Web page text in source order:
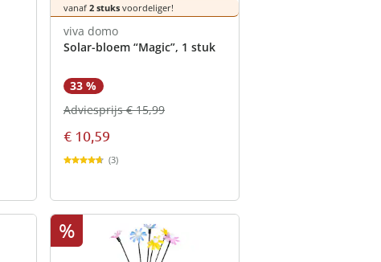
vanaf 2 stuks voordeliger!
viva domo
Solar-bloem “Magic”, 1 stuk
33 %
€ 10,59
Adviesprijs € 15,99
(3)
%